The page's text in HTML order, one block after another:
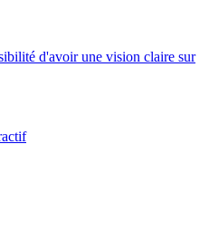
d'avoir une vision claire sur